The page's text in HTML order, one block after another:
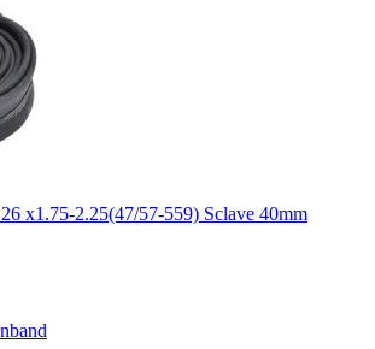
x1.75-2.25(47/57-559) Sclave 40mm